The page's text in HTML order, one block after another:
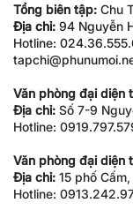
Tổng biên tập: Chu
Địa chỉ: 94 Nguyễn
Hotline:
Văn phòng đại diện
Địa chỉ: Số 7-9
Hotline:
Văn phòng đại diện
Địa chỉ: 15 phố
Hotline: